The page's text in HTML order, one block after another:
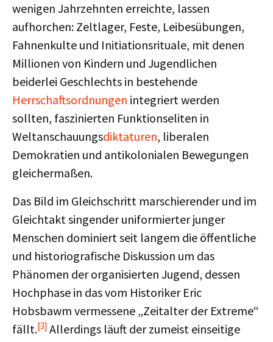
wenigen Jahrzehnten erreichte, lassen
aufhorchen: Zeltlager, Feste, Leibesübungen,
Fahnenkulte und Initiationsrituale, mit denen
Millionen von Kindern und Jugendlichen
beiderlei Geschlechts in bestehende
Herrschaftsordnungen integriert werden
sollten, faszinierten Funktionseliten in
Weltanschauungsdiktaturen, liberalen
Demokratien und antikolonialen Bewegungen
gleichermaßen.
Das Bild im Gleichschritt marschierender und im
Gleichtakt singender uniformierter junger
Menschen dominiert seit langem die öffentliche
und historiografische Diskussion um das
Phänomen der organisierten Jugend, dessen
Hochphase in das vom Historiker Eric
Hobsbawm vermessene „Zeitalter der Extreme“
fällt.[3] Allerdings läuft der zumeist einseitige